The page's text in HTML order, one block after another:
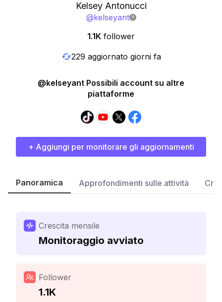
Kelsey Antonucci
@kelseyant
1.1K follower
229 aggiornato giorni fa
@kelseyant Possibili account su altre
piattaforme
+ Aggiungi per monitorare gli aggiornamenti
Panoramica Approfondimenti sulle attività
Crescita mensile
Monitoraggio avviato
Follower
1.1K